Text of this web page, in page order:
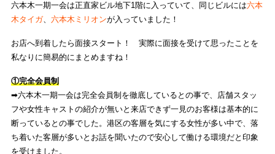
六本木一期一会は正直家ビル地下1階に入っていて、同じビルには六本
木タイガ、 六本木ミリオンが入っていました！
お店へ到着したら面接スタート！ 実際に面接を受けて思ったことを
私なりに簡易的にまとめますね！
①完全会員制
➡︎六本木一期一会は完全会員制を徹底しているとの事で、店舗スタッ
フや女性キャストの紹介が無いと来店できず一見のお客様は基本的に
断っているとの事でした。港区の客層を気にする女性が多い中で、落
ち着いた客層が多いとお話を聞いたので安心して働ける環境だと印象
を受けました。